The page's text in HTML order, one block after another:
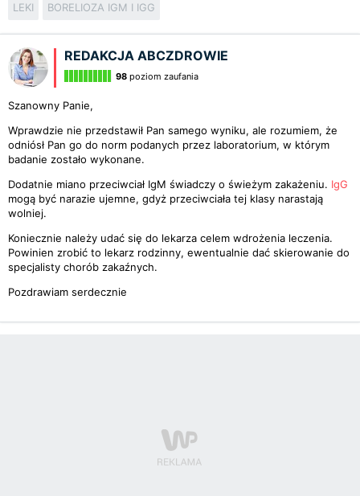
LEKI BORELIOZA IGM I IGG
REDAKCJA ABCZDROWIE
98 poziom zaufania
Szanowny Panie,
Wprawdzie nie przedstawił Pan samego wyniku, ale rozumiem, że
odniósł Pan go do norm podanych przez laboratorium, w którym
badanie zostało wykonane.
Dodatnie miano przeciwciał IgM świadczy o świeżym zakażeniu. IgG
mogą być narazie ujemne, gdyż przeciwciała tej klasy narastają
wolniej.
Koniecznie należy udać się do lekarza celem wdrożenia leczenia.
Powinien zrobić to lekarz rodzinny, ewentualnie dać skierowanie do
specjalisty chorób zakaźnych.
Pozdrawiam serdecznie